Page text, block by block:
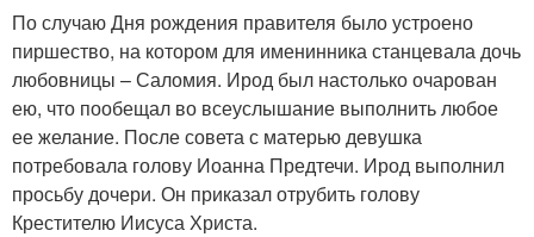
По случаю Дня рождения правителя было устроено
пиршество, на котором для именинника станцевала дочь
любовницы – Саломия. Ирод был настолько очарован
ею, что пообещал во всеуслышание выполнить любое
ее желание. После совета с матерью девушка
потребовала голову Иоанна Предтечи. Ирод выполнил
просьбу дочери. Он приказал отрубить голову
Крестителю Иисуса Христа.